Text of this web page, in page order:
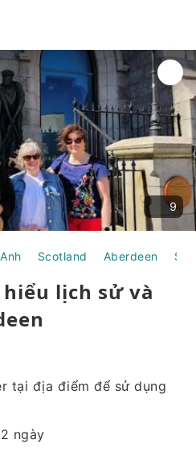
9
Scotland Aberdeen
lịch sử và
tại địa điểm để sử dụng
ngày